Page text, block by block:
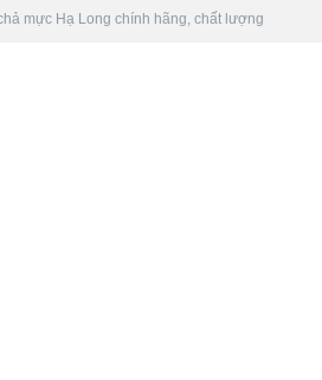
mực Hạ Long chính hãng, chất lượng